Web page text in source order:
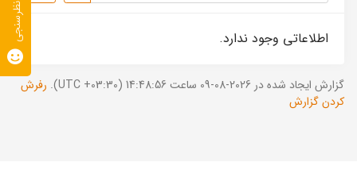
اطلاعاتی وجود ندارد.
گزارش ایجاد شده در 2026-08-09 ساعت 14:48:56 (UTC +03:30).
رفرش
کردن گزارش
نظرسنجی